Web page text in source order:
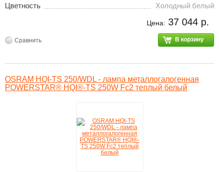
Цветность
Холодный белый
Цена: 37 044 р.
В корзину
Сравнить
OSRAM HQI-TS 250/WDL - лампа металлогалогенная
POWERSTAR® HQI®-TS 250W Fc2 теплый белый